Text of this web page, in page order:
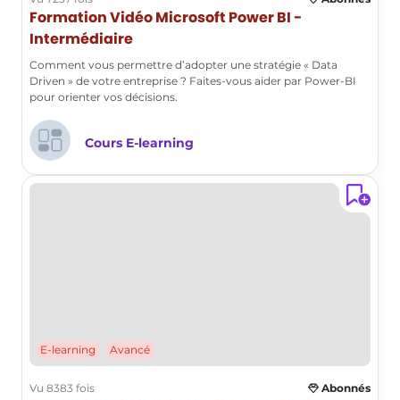
déposer. Nous aborderons
prochainement les différents types de
qui vous permettra d'approfondir vos
connaissances sur la gestion des
FAQ :
pour les superposer, ce qui établira
automatiquement la liaison.
Formation Vidéo Microsoft Power BI -
Intermédiaire
Comment vous permettre d’adopter une stratégie « Data
Driven » de votre entreprise ? Faites-vous aider par Power-BI
pour orienter vos décisions.
Cours E-learning
E-learning Avancé
Vu 8383 fois Abonnés